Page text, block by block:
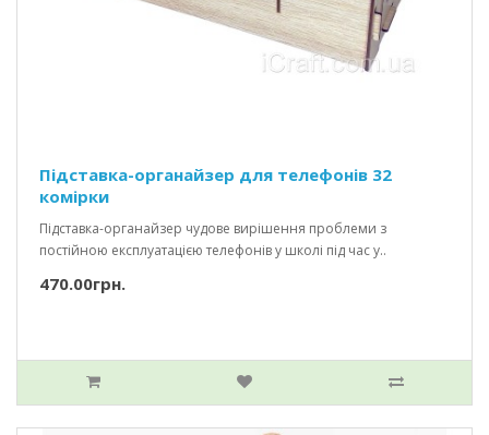
Підставка-органайзер для телефонів 32
комірки
Підставка-органайзер чудове вирішення проблеми з
постійною експлуатацією телефонів у школі під час у..
470.00грн.